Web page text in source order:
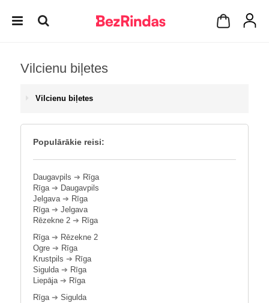
Vilcienu biļetes
Vilcienu biļetes
Populārākie reisi:
Daugavpils ➔ Rīga
Rīga➔ Daugavpils
Jelgava➔ Rīga
Rīga➔ Jelgava
Rēzekne 2 ➔ Rīga
Rīga➔ Rēzekne 2
Ogre ➔ Rīga
Krustpils ➔ Rīga
Sigulda➔ Rīga
Liepāja➔ Rīga
Rīga➔ Sigulda